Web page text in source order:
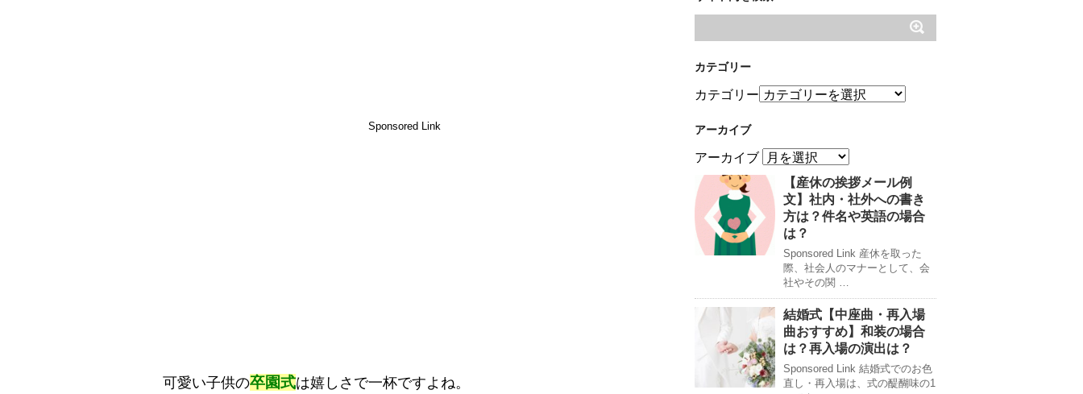
Sponsored Link
可愛い子供の卒園式は嬉しさで一杯ですよね。
カテゴリー
カテゴリー
アーカイブ
アーカイブ
【産休の挨拶メール例
文】社内・社外への書き
方は？件名や英語の場合
は？
Sponsored Link 産休を取った
際、社会人のマナーとして、会
社やその関 …
結婚式【中座曲・再入場
曲おすすめ】和装の場合
は？再入場の演出は？
Sponsored Link 結婚式でのお色
直し・再入場は、式の醍醐味の1